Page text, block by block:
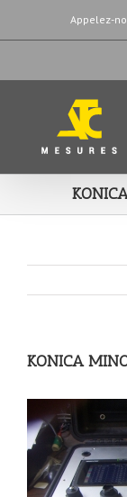
Appelez-
KONICA